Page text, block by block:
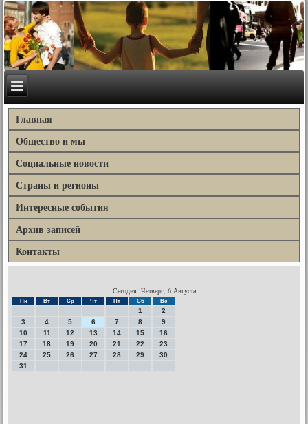
Главная
Общество и мы
Социальные новости
Страны и регионы
Интересные события
Архив записей
Контакты
Сегодня: Четверг, 6 Августа
Пн Вт Ср Чт Пт Сб Вс
1
2
3
4 5 6 7 8
9
10
11 12 13 14 15
16
17
18 19 20 21 22
23
24
25 26 27 28 29
30
31